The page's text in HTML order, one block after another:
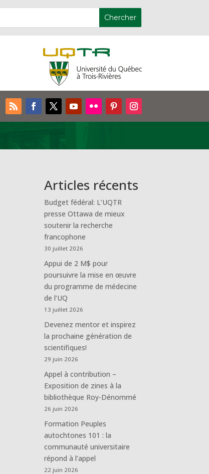
Articles récents
Budget fédéral: L’UQTR
presse Ottawa de mieux
soutenir la recherche
francophone
30 juillet 2026
Appui de 2 M$ pour
poursuivre la mise en œuvre
du programme de médecine
de l’UQ
13 juillet 2026
Devenez mentor et inspirez
la prochaine génération de
scientifiques!
29 juin 2026
Appel à contribution –
Exposition de zines à la
bibliothèque Roy-Dénommé
26 juin 2026
Formation Peuples
autochtones 101 : la
communauté universitaire
répond à l’appel
22 juin 2026